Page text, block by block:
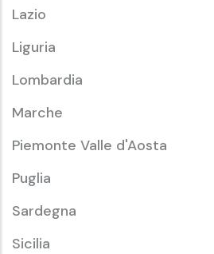
Lazio
Liguria
Lombardia
Marche
Piemonte Valle d'Aosta
Puglia
Sardegna
Sicilia